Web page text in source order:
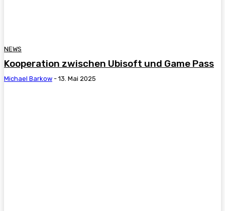
NEWS
Kooperation zwischen Ubisoft und Game Pass
Michael Barkow - 13. Mai 2025